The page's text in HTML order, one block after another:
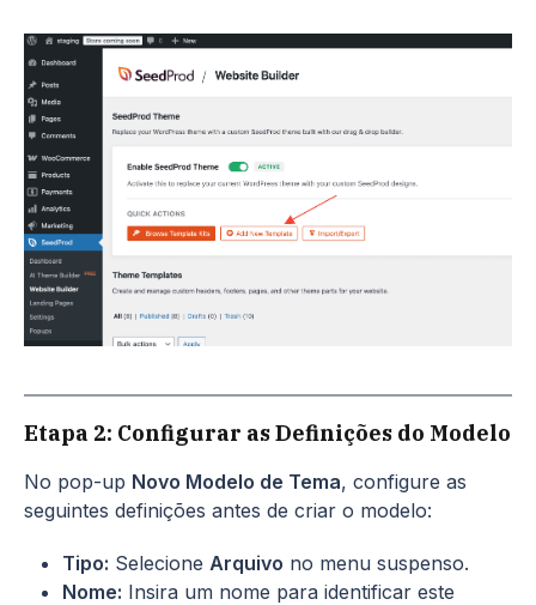
Etapa 2: Configurar as Definições do Modelo
No pop-up Novo Modelo de Tema, configure as
seguintes definições antes de criar o modelo:
Tipo: Selecione Arquivo no menu suspenso.
Nome: Insira um nome para identificar este